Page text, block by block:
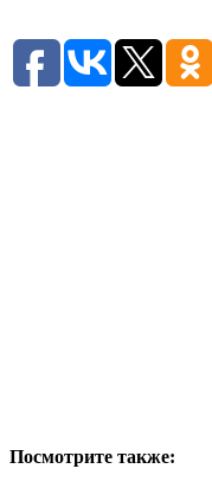
Посмотрите также: